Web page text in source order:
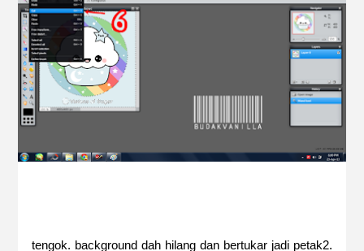
tengok. background dah hilang dan bertukar jadi petak2.